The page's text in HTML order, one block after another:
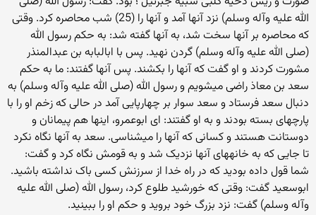
الله علیه وآله وسلم) نزد آنها آمد و آنها را (25) شب محاصره کرد. وقتی
که محاصره بر آنها سخت شد، به آنها گفته شد: به حکم رسول الله
(صلی الله علیه وآله وسلم) گردن نهید. پس با ابالبابه بن عبدالمنذر
مشورت کردند و او گفت که آنها را بکشند. پس آنها گفتند: ما به حکم
سعد بن معاذ راضی می‏شویم و رسول الله (صلی الله علیه وآله وسلم) به
دنبال سعد فرستاد و سعد سوار بر چهارپایی آمد در حالی که زخم او را با
پارچه‏ای بسته بودند و به او گفتند: ای ابوعمرو، اینها هم پیمانان و
دوستانت هستند و کسانی که آنها را می‏شناسی. سعد به آنها نگاه نکرد
تا جایی که به خانه‏های آنها نزدیک شد و به قومش نگاه کرد و گفت:
شما قول داده بودید که در راه خدا از سرزنش کسی باک نداشته باشید.
ابوسعید گفت: وقتی که خورشید طلوع کرد، رسول الله (صلی الله علیه
وآله وسلم) گفت: نزد بزرگ خود بروید و حکم او را ببینید.